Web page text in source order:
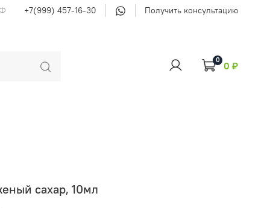
+7(999) 457-16-30 Получить консультацию
0 0 ₽
сахар, 10мл